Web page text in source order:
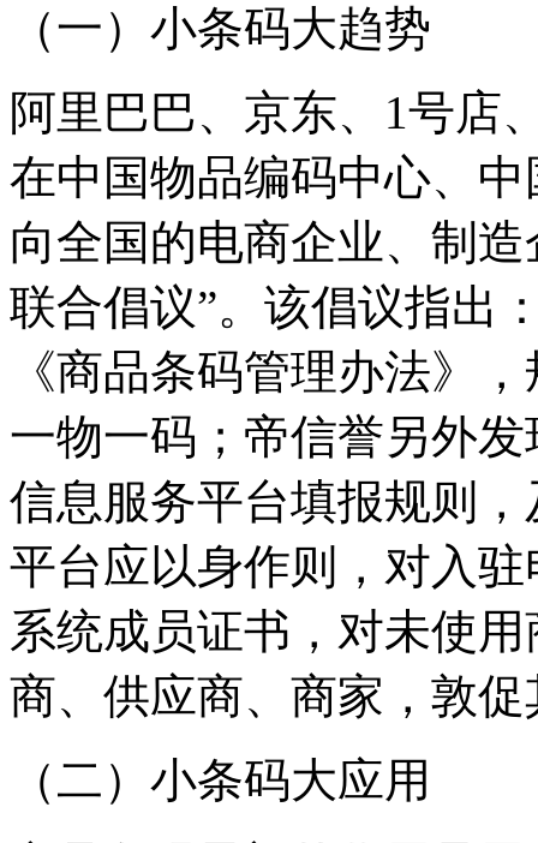
（一）小条码大趋势
阿里巴巴、京东、1号店
在中国物品编码中心、
向全国的电商企业、制
联合倡议”。该倡议指出
《商品条码管理办法》
一物一码；帝信誉另外
信息服务平台填报规则
平台应以身作则，对入
系统成员证书，对未使
商、供应商、商家，敦
（二）小条码大应用